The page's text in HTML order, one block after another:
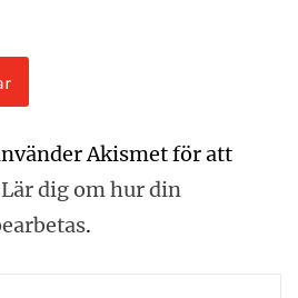
Akismet för att
Lär dig om hur din
.